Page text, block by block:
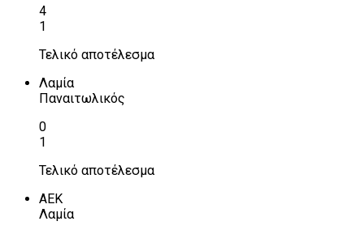
4
1
Τελικό αποτέλεσμα
Λαμία
Παναιτωλικός
0
1
Τελικό αποτέλεσμα
ΑΕΚ
Λαμία